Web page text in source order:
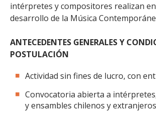
intérpretes y compositores realizan
desarrollo de la Música
ANTECEDENTES GENERALES Y
POSTULACIÓN
Actividad sin fines de lucro, con
Convocatoria abierta a
y ensambles chilenos y